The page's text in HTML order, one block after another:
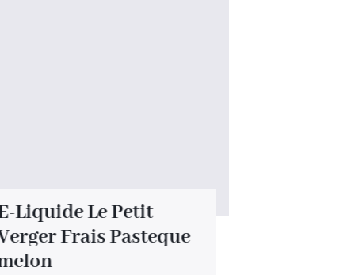
Liquide Le Petit
Frais Pasteque